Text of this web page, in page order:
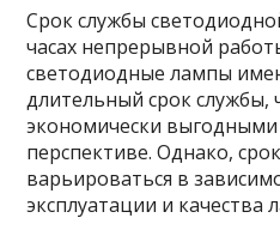
Срок службы
часах непрерывной
светодиодные лампы
длительный срок службы,
экономически
перспективе. Однако,
варьироваться в
эксплуатации и качества